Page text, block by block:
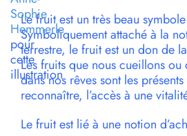
Le fruit est un très beau
Symboliquement attaché à la
terrestre, le fruit est un don de
Les fruits que nous cueillons
dans nos rêves sont les
reconnaître, l’accès à une
Le fruit est lié à une notion
Sophie
Hemmerle
pour
cette
illustration